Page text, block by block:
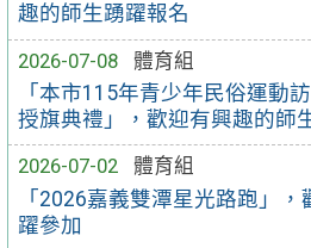
趣的師生踴躍報名
2026-07-08
體育組
「本市115年青少年民俗運動
授旗典禮」，歡迎有興趣的師
2026-07-02
體育組
「2026嘉義雙潭星光路跑」
躍參加